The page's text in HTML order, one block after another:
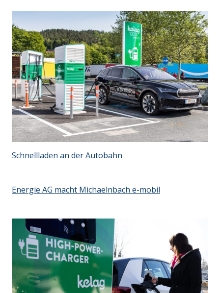
Schnellladen an der Autobahn
Energie AG macht Michaelnbach e-mobil